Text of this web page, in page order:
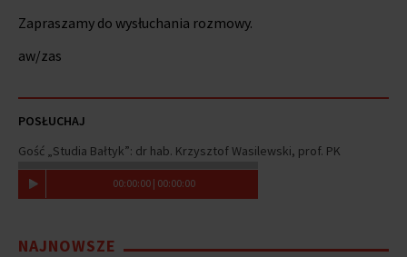
Zapraszamy do wysłuchania rozmowy.
aw/zas
POSŁUCHAJ
Gość „Studia Bałtyk”: dr hab. Krzysztof Wasilewski, prof. PK
00:00:00 | 00:00:00
NAJNOWSZE